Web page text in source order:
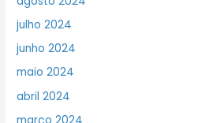
julho 2024
junho 2024
maio 2024
abril 2024